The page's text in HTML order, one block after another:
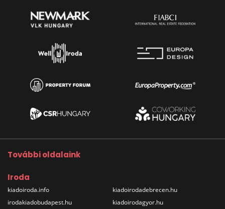
További oldalaink
Iroda
kiadoiroda.info
irodakiadobudapest.hu
kiadoirodadebrecen.hu
kiadoirodagyor.hu